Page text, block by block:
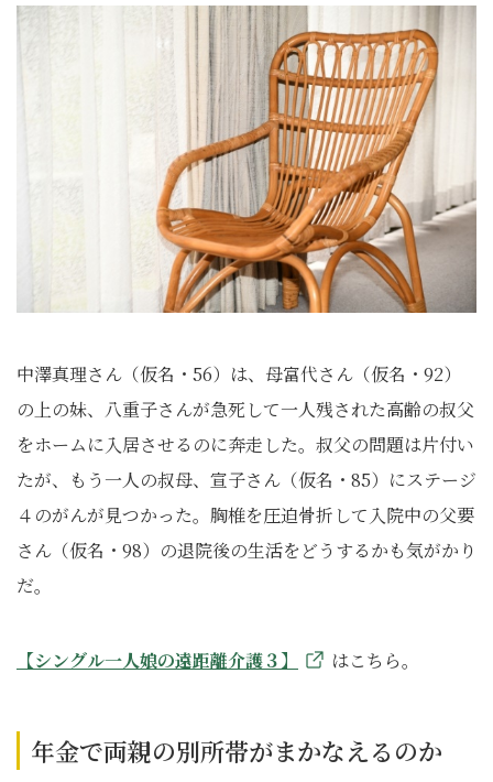
中澤真理さん（仮名・56）は、母富代さん（仮名・92）
の上の妹、八重子さんが急死して一人残された高齢の叔父
をホームに入居させるのに奔走した。叔父の問題は片付い
たが、もう一人の叔母、宣子さん（仮名・85）にステージ
４のがんが見つかった。胸椎を圧迫骨折して入院中の父要
さん（仮名・98）の退院後の生活をどうするかも気がかり
だ。
【シングル一人娘の遠距離介護３】 はこちら。
年金で両親の別所帯がまかなえるのか